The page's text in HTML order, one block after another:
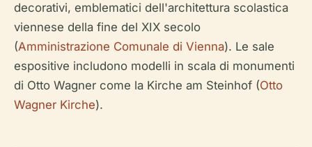
decorativi, emblematici dell'architettura scolastica
viennese della fine del XIX secolo
(Amministrazione Comunale di Vienna). Le sale
espositive includono modelli in scala di monumenti
di Otto Wagner come la Kirche am Steinhof (Otto
Wagner Kirche).